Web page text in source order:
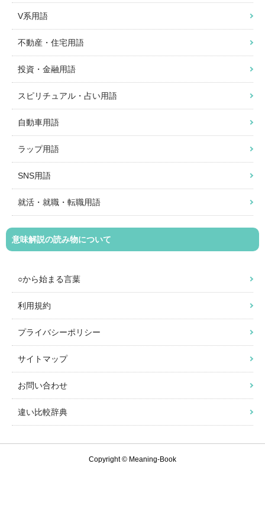
V系用語
不動産・住宅用語
投資・金融用語
スピリチュアル・占い用語
自動車用語
ラップ用語
SNS用語
就活・就職・転職用語
意味解説の読み物について
○から始まる言葉
利用規約
プライバシーポリシー
サイトマップ
お問い合わせ
違い比較辞典
Copyright © Meaning-Book